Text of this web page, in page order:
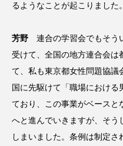
るようなことが起こりました。
芳野 連合の学習会でもそう
受けて、全国の地方連合会は
て、私も東京都女性問題協
国に先駆けて「職場における
ており、この事業がベースと
へと進んでいきますが、そう
しまいました。条例は制定